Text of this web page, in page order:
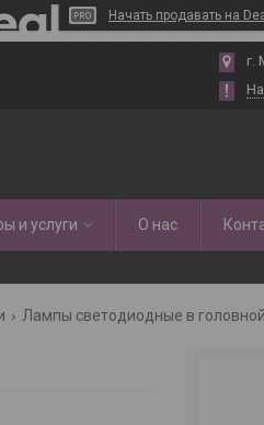
Начать продавать на
г.
и услуги О нас
Лампы светодиодные в